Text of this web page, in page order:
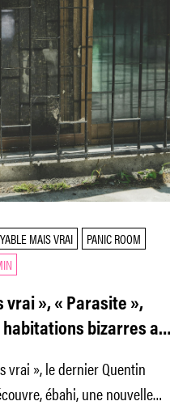
MAIS VRAI
PANIC ROOM
vrai », « Parasite »,
bizarres au
vrai », le dernier Quentin
ébahi, une nouvelle